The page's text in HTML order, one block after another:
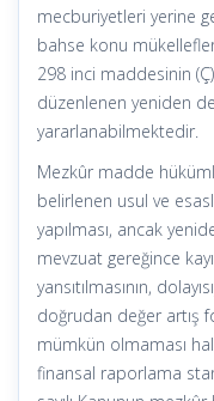
mecburiyetleri yerine
bahse konu
298 inci maddesinin
düzenlenen yeniden
yararlanabilmektedir.
Mezkûr madde
belirlenen usul ve
yapılması, ancak
mevzuat gereğince
yansıtılmasının,
doğrudan değer artış
mümkün olmaması
finansal raporlama